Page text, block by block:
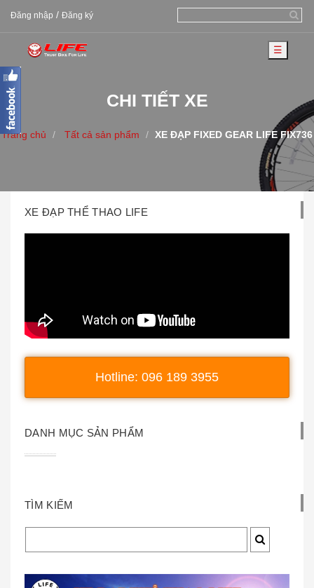
Đăng nhập / Đăng ký
☰
CHI TIẾT XE
Trang chủ Tất cả sản phẩm XE ĐẠP FIXED GEAR LIFE FIX736
XE ĐẠP THỂ THAO LIFE
Hotline: 096 189 3955
DANH MỤC SẢN PHẨM
TÌM KIẾM